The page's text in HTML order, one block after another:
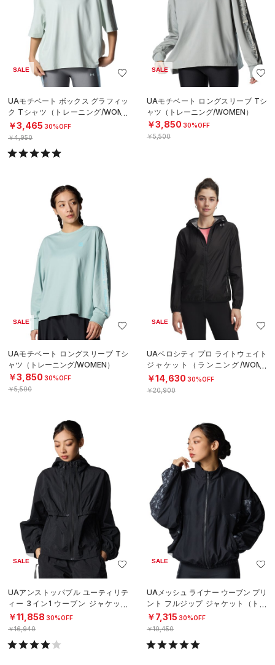
SALE
UAモチベート ボックス グラフィッ
ク Tシャツ（トレーニング/WOME
N）
￥3,465 30%OFF
￥4,950
SALE
UAモチベート ロングスリーブ Tシ
ャツ（トレーニング/WOMEN）
￥3,850 30%OFF
￥5,500
SALE
UAモチベート ロングスリーブ Tシ
ャツ（トレーニング/WOMEN）
￥3,850 30%OFF
￥5,500
SALE
UAベロシティ プロ ライトウェイト
ジャケット（ランニング/WOME
N）
￥14,630 30%OFF
￥20,900
SALE
UAアンストッパブル ユーティリテ
ィー 3イン1 ウーブン ジャケット
（ライフスタイル/WOMEN）
￥11,858 30%OFF
￥16,940
SALE
UAメッシュ ライナー ウーブン プリ
ント フルジップ ジャケット（トレ
ーニング/WOMEN）
￥7,315 30%OFF
￥10,450